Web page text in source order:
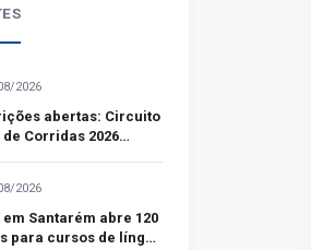
2026
abertas: Circuito
de Corridas 2026
2026
em Santarém abre 120
para cursos de língua